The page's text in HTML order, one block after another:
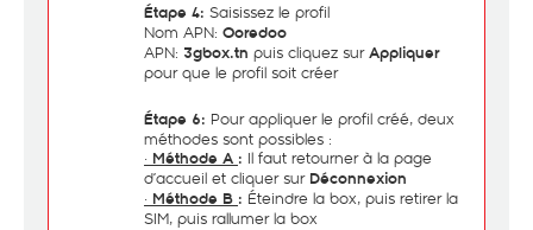
Étape 4: Saisissez le profil
Nom APN: Ooredoo
APN: 3gbox.tn puis cliquez surAppliquer
pour que le profil soit créer
Étape 6: Pour appliquer le profil créé, deux
méthodes sont possibles :
· Méthode A : Il faut retourner à la page
d’accueil et cliquer sur Déconnexion
· Méthode B : Éteindre la box, puis retirer la
SIM, puis rallumer la box